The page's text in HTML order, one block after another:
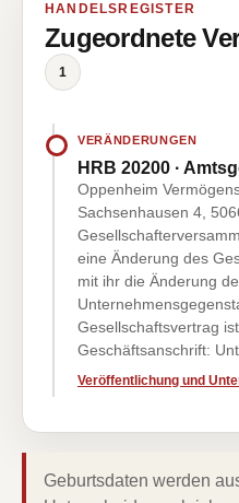
HANDELSREGISTER
Zugeordnete
1
VERÄNDERUNGEN
HRB 20200 ·
Oppenheim
Sachsenhausen 4,
eine Änderung des
mit ihr die Änderung
Gesellschaftsvertrag
Geschäftsanschrift:
Veröffentlichung und
Geburtsdaten werden